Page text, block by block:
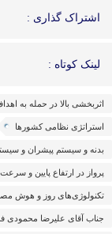
اشتراک گذاری :
لینک کوتاه :
اثربخشی بالا در حمله به
استراتژی نظامی کشورها
بدنه و سیستم پیشران و
پرواز در ارتفاع پایین و
تکنولوژی‌های روز و هوش
جناب آقای علیرضا محمودی